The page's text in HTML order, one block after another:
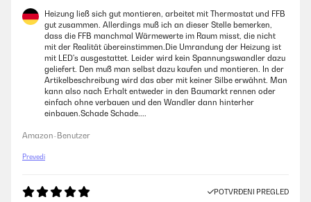
Heizung ließ sich gut montieren, arbeitet mit Thermostat und FFB
gut zusammen. Allerdings muß ich an dieser Stelle bemerken,
dass die FFB manchmal Wärmewerte im Raum misst, die nicht
mit der Realität übereinstimmen.Die Umrandung der Heizung ist
mit LED's ausgestattet. Leider wird kein Spannungswandler dazu
geliefert. Den muß man selbst dazu kaufen und montieren. In der
Artikelbeschreibung wird das aber mit keiner Silbe erwähnt. Man
kann also nach Erhalt entweder in den Baumarkt rennen oder
einfach ohne verbauen und den Wandler dann hinterher
einbauen.Schade Schade....
Amazon-Benutzer
Prevedi
POTVRĐENI PREGLED